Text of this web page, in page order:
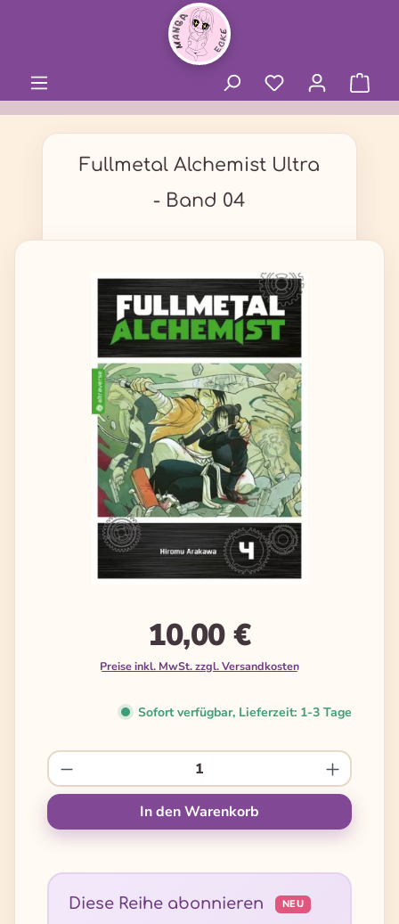
Fullmetal Alchemist Ultra
- Band 04
Bildergalerie überspringen
10,00 €
Preise inkl. MwSt. zzgl. Versandkosten
Sofort verfügbar, Lieferzeit: 1-3 Tage
Produkt Anzahl: Gib den gewünschten
In den Warenkorb
Diese Reihe abonnieren NEU